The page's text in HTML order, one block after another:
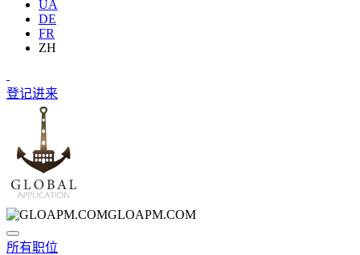
UA
DE
FR
ZH
登记进来
GLOAPM.COM
所有职位